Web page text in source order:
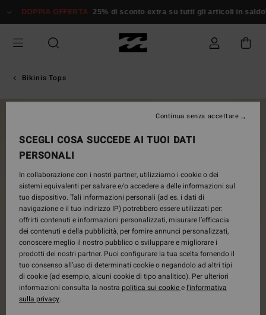
alle
prodotto
DOPPIA OFFERTA 25% di sconto extra su tutti gli articoli in
Bikinis Tops
SCEGLI COSA SUCCEDE AI TUOI DATI
PERSONALI
In collaborazione con i nostri partner, utilizziamo i cookie o dei
sistemi equivalenti per salvare e/o accedere a delle informazioni sul
tuo dispositivo. Tali informazioni personali (ad es. i dati di
navigazione e il tuo indirizzo IP) potrebbero essere utilizzati per:
offrirti contenuti e informazioni personalizzati, misurare l’efficacia
dei contenuti e della pubblicità, per fornire annunci personalizzati,
conoscere meglio il nostro pubblico o sviluppare e migliorare i
prodotti dei nostri partner. Puoi configurare la tua scelta fornendo il
tuo consenso all’uso di determinati cookie o negandolo ad altri tipi
di cookie (ad esempio, alcuni cookie di tipo analitico). Per ulteriori
informazioni consulta la nostra politica sui cookiee l'informativa
sulla privacy.
Continua senza accettare